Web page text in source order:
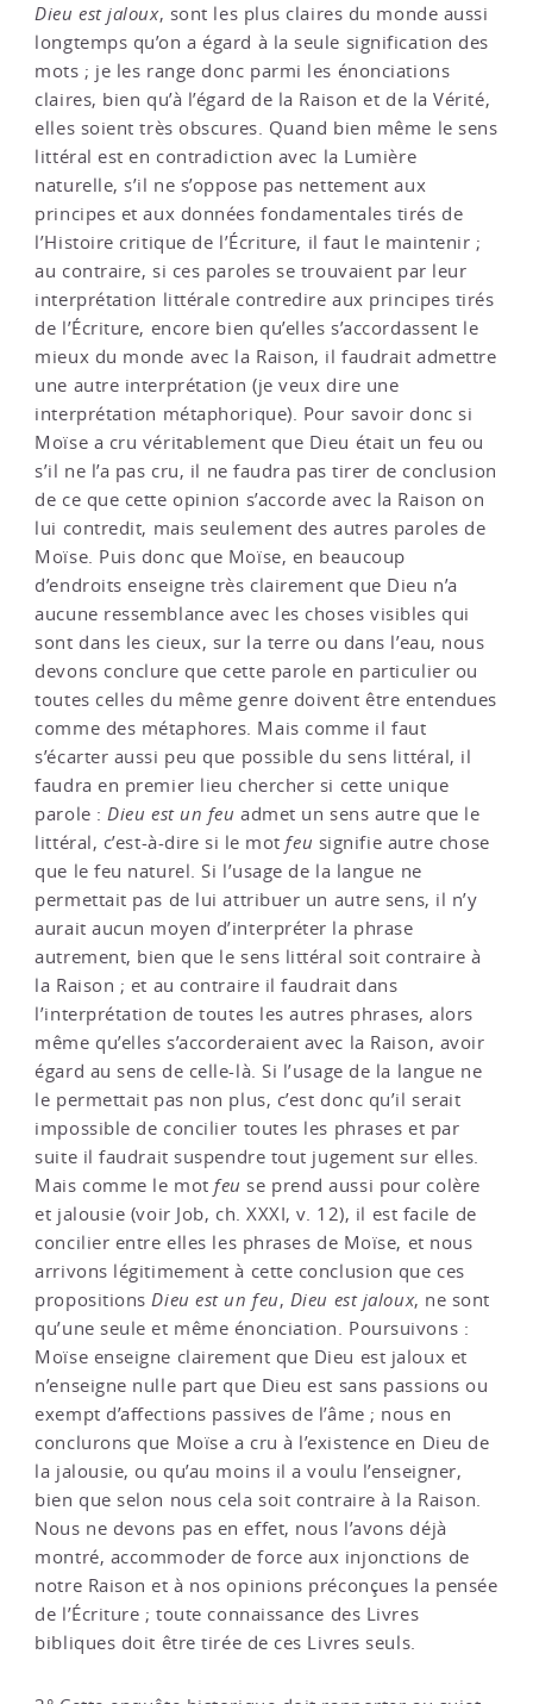
Dieu est jaloux, sont les plus claires du monde aussi
longtemps qu’on a égard à la seule signification des
mots ; je les range donc parmi les énonciations
claires, bien qu’à l’égard de la Raison et de la Vérité,
elles soient très obscures. Quand bien même le sens
littéral est en contradiction avec la Lumière
naturelle, s’il ne s’oppose pas nettement aux
principes et aux données fondamentales tirés de
l’Histoire critique de l’Écriture, il faut le maintenir ;
au contraire, si ces paroles se trouvaient par leur
interprétation littérale contredire aux principes tirés
de l’Écriture, encore bien qu’elles s’accordassent le
mieux du monde avec la Raison, il faudrait admettre
une autre interprétation (je veux dire une
interprétation métaphorique). Pour savoir donc si
Moïse a cru véritablement que Dieu était un feu ou
s’il ne l’a pas cru, il ne faudra pas tirer de conclusion
de ce que cette opinion s’accorde avec la Raison on
lui contredit, mais seulement des autres paroles de
Moïse. Puis donc que Moïse, en beaucoup
d’endroits enseigne très clairement que Dieu n’a
aucune ressemblance avec les choses visibles qui
sont dans les cieux, sur la terre ou dans l’eau, nous
devons conclure que cette parole en particulier ou
toutes celles du même genre doivent être entendues
comme des métaphores. Mais comme il faut
s’écarter aussi peu que possible du sens littéral, il
faudra en premier lieu chercher si cette unique
parole : Dieu est un feu admet un sens autre que le
littéral, c’est-à-dire si le motfeu signifie autre chose
que le feu naturel. Si l’usage de la langue ne
permettait pas de lui attribuer un autre sens, il n’y
aurait aucun moyen d’interpréter la phrase
autrement, bien que le sens littéral soit contraire à
la Raison ; et au contraire il faudrait dans
l’interprétation de toutes les autres phrases, alors
même qu’elles s’accorderaient avec la Raison, avoir
égard au sens de celle-là. Si l’usage de la langue ne
le permettait pas non plus, c’est donc qu’il serait
impossible de concilier toutes les phrases et par
suite il faudrait suspendre tout jugement sur elles.
Mais comme le motfeu se prend aussi pour colère
et jalousie (voir Job, ch. XXXI, v. 12), il est facile de
concilier entre elles les phrases de Moïse, et nous
arrivons légitimement à cette conclusion que ces
propositions Dieu est un feu, Dieu est jaloux, ne sont
qu’une seule et même énonciation. Poursuivons :
Moïse enseigne clairement que Dieu est jaloux et
n’enseigne nulle part que Dieu est sans passions ou
exempt d’affections passives de l’âme ; nous en
conclurons que Moïse a cru à l’existence en Dieu de
la jalousie, ou qu’au moins il a voulu l’enseigner,
bien que selon nous cela soit contraire à la Raison.
Nous ne devons pas en effet, nous l’avons déjà
montré, accommoder de force aux injonctions de
notre Raison et à nos opinions préconçues la pensée
de l’Écriture ; toute connaissance des Livres
bibliques doit être tirée de ces Livres seuls.